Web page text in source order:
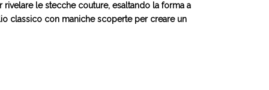
le stecche couture, esaltando la forma a
classico con maniche scoperte per creare un